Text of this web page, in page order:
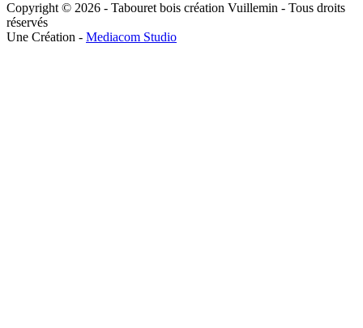
Copyright © 2026 - Tabouret bois création Vuillemin - Tous droits
réservés
Une Création - Mediacom Studio